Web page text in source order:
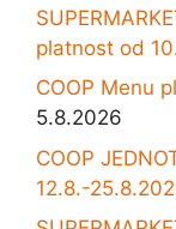
platnost od
COOP Menu
5.8.2026
COOP
12.8.-